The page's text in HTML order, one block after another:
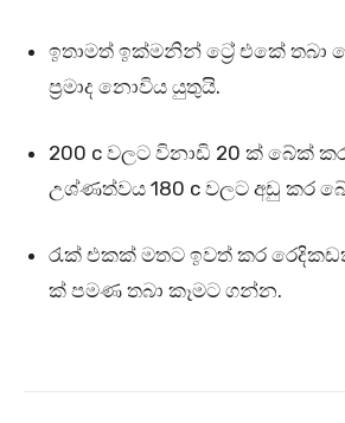
ඉතාමත් ඉක්මනින් ට්‍රේ එකේ
ප්‍රමාද නොවිය යුතුයි.
200 c වලට විනාඩි 20 ක් බේක්
උශ්ණත්වය 180 c වලට අඩු කර
රැක් එකක් මතට ඉවත් කර
ක් පමණ තබා කෑමට ගන්න.